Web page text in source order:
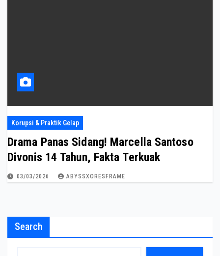
Korupsi & Praktik Gelap
Drama Panas Sidang! Marcella Santoso
Divonis 14 Tahun, Fakta Terkuak
03/03/2026 ABYSSXORESFRAME
Search